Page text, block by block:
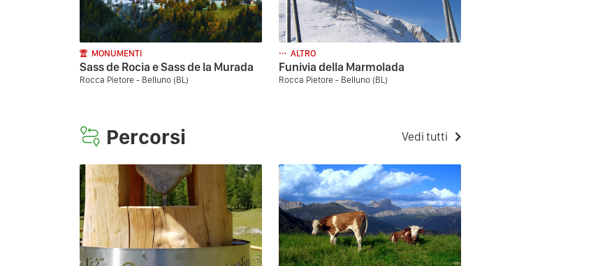
MONUMENTI
Sass de Rocia e Sass de la Murada
Rocca Pietore - Belluno (BL)
ALTRO
Funivia della Marmolada
Rocca Pietore - Belluno (BL)
Percorsi Vedi tutti